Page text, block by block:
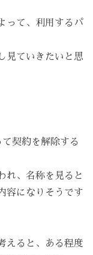
って、利用するパ
見ていきたいと思
契約を解除する
れ、名称を見ると
容になりそうです
えると、ある程度